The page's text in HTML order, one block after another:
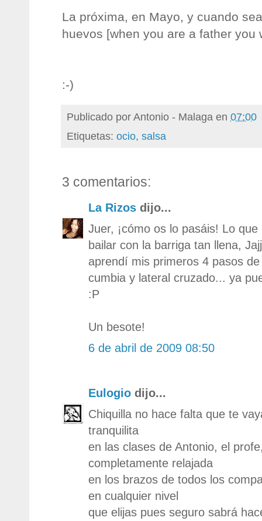
La próxima, en Mayo, y cuando
huevos [when you are a father you
:-)
Publicado porAntonio - Malaga en 07:00
Etiquetas: ocio, salsa
3 comentarios:
La Rizos dijo...
Juer, ¡cómo os lo pasáis! Lo
bailar con la barriga tan llena,
aprendí mis primeros 4 pasos
cumbia y lateral cruzado... ya
:P
Un besote!
6 de abril de 2009 08:50
Eulogio dijo...
Chiquilla no hace falta que te
tranquilita
en las clases de Antonio, el
completamente relajada
en los brazos de todos los
en cualquier nivel
que elijas pues seguro sabrá